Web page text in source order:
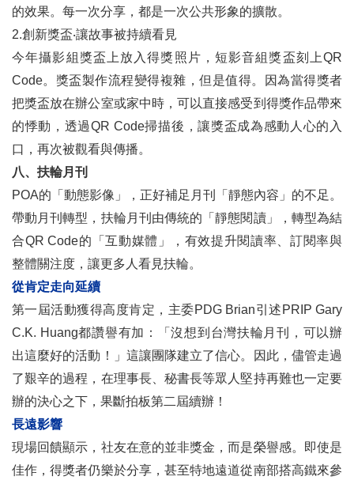
的效果。每一次分享，都是一次公共形象的擴散。
2.創新獎盃‧讓故事被持續看見
今年攝影組獎盃上放入得獎照片，短影音組獎盃刻上QR
Code。獎盃製作流程變得複雜，但是值得。因為當得獎者
把獎盃放在辦公室或家中時，可以直接感受到得獎作品帶來
的悸動，透過QR Code掃描後，讓獎盃成為感動人心的入
口，再次被觀看與傳播。
八、扶輪月刊
POA的「動態影像」，正好補足月刊「靜態內容」的不足。
帶動月刊轉型，扶輪月刊由傳統的「靜態閱讀」，轉型為結
合QR Code的「互動媒體」，有效提升閱讀率、訂閱率與
整體關注度，讓更多人看見扶輪。
從肯定走向延續
第一屆活動獲得高度肯定，主委PDG Brian引述PRIP Gary
C.K. Huang都讚譽有加：「沒想到台灣扶輪月刊，可以辦
出這麼好的活動！」這讓團隊建立了信心。因此，儘管走過
了艱辛的過程，在理事長、秘書長等眾人堅持再難也一定要
辦的決心之下，果斷拍板第二屆續辦！
長遠影響
現場回饋顯示，社友在意的並非獎金，而是榮譽感。即使是
佳作，得獎者仍樂於分享，甚至特地遠道從南部搭高鐵來參